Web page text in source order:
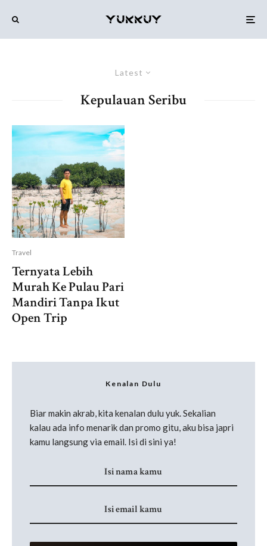
Latest
Kepulauan Seribu
Travel
Ternyata Lebih
Murah Ke Pulau Pari
Mandiri Tanpa Ikut
Open Trip
Kenalan Dulu
Biar makin akrab, kita kenalan dulu yuk. Sekalian
kalau ada info menarik dan promo gitu, aku bisa japri
kamu langsung via email. Isi di sini ya!